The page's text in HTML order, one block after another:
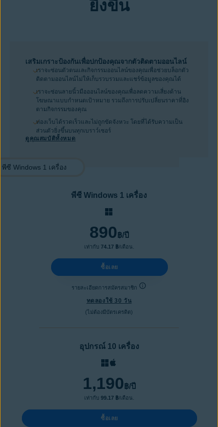
ยิ่งขึ้น
เสริมเกราะป้องกันเพื่อปกป้องคุณจากตัวติดตามออนไลน์
เราจะซ่อนตัวตนและกิจกรรมออนไลน์ของคุณเพื่อช่วยบล็อกตัว
ติดตามออนไลน์ไม่ให้เก็บรวบรวมและแชร์ข้อมูลของคุณได้
เราจะซ่อนลายนิ้วมือออนไลน์ของคุณเพื่อลดความเสี่ยงด้าน
โฆษณาแบบกำหนดเป้าหมาย รวมถึงการปรับเปลี่ยนราคาที่อิง
ตามกิจกรรมของคุณ
ท่องเว็บได้รวดเร็วและไม่ถูกขัดจังหวะ โดยที่ได้รับความเป็น
ส่วนตัวยิ่งขึ้นบนทุกเบราว์เซอร์
ดูคุณสมบัติทั้งหมด
พีซี Windows 1 เครื่อง
890 ฿/ปี
เท่ากับ 74.17 ฿/เดือน.
ซื้อเลย
รายละเอียดการสมัครสมาชิก
ทดลองใช้ 30 วัน
(ไม่ต้องมีบัตรเครดิต)
อุปกรณ์ 10 เครื่อง
1,190 ฿/ปี
เท่ากับ 99.17 ฿/เดือน.
ซื้อเลย